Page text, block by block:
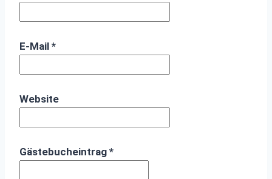
E-Mail *
Website
Gästebucheintrag *